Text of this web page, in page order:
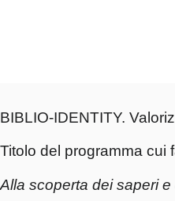
BIBLIO-IDENTITY.
Titolo del programma cui
Alla scoperta dei saperi